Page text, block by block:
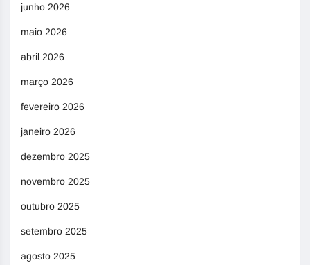
junho 2026
maio 2026
abril 2026
março 2026
fevereiro 2026
janeiro 2026
dezembro 2025
novembro 2025
outubro 2025
setembro 2025
agosto 2025